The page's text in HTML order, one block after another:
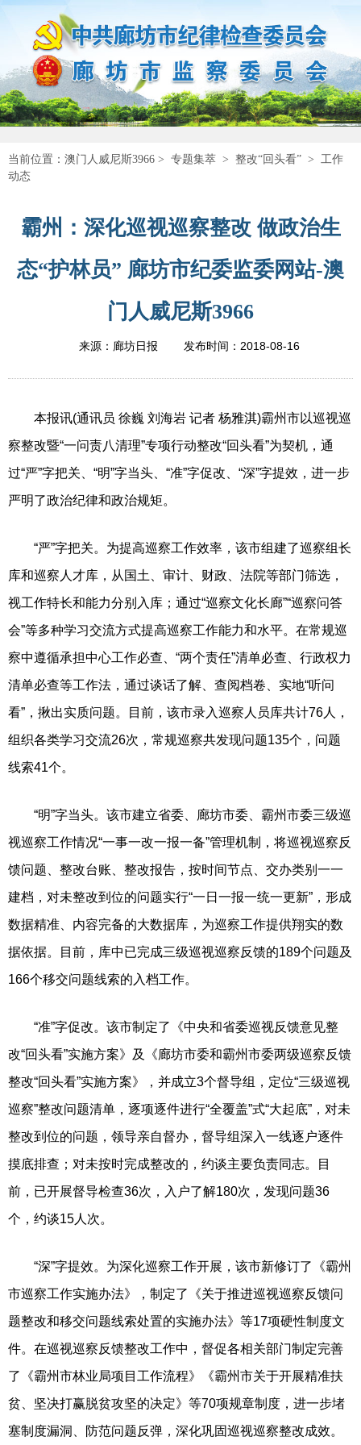
当前位置： 澳门人威尼斯3966 > 专题集萃 > 整改“回头看” > 工作
动态
霸州：深化巡视巡察整改 做政治生
态“护林员” 廊坊市纪委监委网站-澳
门人威尼斯3966
来源：廊坊日报 发布时间： 2018-08-16
本报讯(通讯员 徐巍 刘海岩 记者 杨雅淇)霸州市以巡视巡
察整改暨“一问责八清理”专项行动整改“回头看”为契机，通
过“严”字把关、“明”字当头、“准”字促改、“深”字提效，进一步
严明了政治纪律和政治规矩。
“严”字把关。为提高巡察工作效率，该市组建了巡察组长
库和巡察人才库，从国土、审计、财政、法院等部门筛选，
视工作特长和能力分别入库；通过“巡察文化长廊”“巡察问答
会”等多种学习交流方式提高巡察工作能力和水平。在常规巡
察中遵循承担中心工作必查、“两个责任”清单必查、行政权力
清单必查等工作法，通过谈话了解、查阅档卷、实地“听问
看”，揪出实质问题。目前，该市录入巡察人员库共计76人，
组织各类学习交流26次，常规巡察共发现问题135个，问题
线索41个。
“明”字当头。该市建立省委、廊坊市委、霸州市委三级巡
视巡察工作情况“一事一改一报一备”管理机制，将巡视巡察反
馈问题、整改台账、整改报告，按时间节点、交办类别一一
建档，对未整改到位的问题实行“一日一报一统一更新”，形成
数据精准、内容完备的大数据库，为巡察工作提供翔实的数
据依据。目前，库中已完成三级巡视巡察反馈的189个问题及
166个移交问题线索的入档工作。
“准”字促改。该市制定了《中央和省委巡视反馈意见整
改“回头看”实施方案》及《廊坊市委和霸州市委两级巡察反馈
整改“回头看”实施方案》，并成立3个督导组，定位“三级巡视
巡察”整改问题清单，逐项逐件进行“全覆盖”式“大起底”，对未
整改到位的问题，领导亲自督办，督导组深入一线逐户逐件
摸底排查；对未按时完成整改的，约谈主要负责同志。目
前，已开展督导检查36次，入户了解180次，发现问题36
个，约谈15人次。
“深”字提效。为深化巡察工作开展，该市新修订了《霸州
市巡察工作实施办法》，制定了《关于推进巡视巡察反馈问
题整改和移交问题线索处置的实施办法》等17项硬性制度文
件。在巡视巡察反馈整改工作中，督促各相关部门制定完善
了《霸州市林业局项目工作流程》《霸州市关于开展精准扶
贫、坚决打赢脱贫攻坚的决定》等70项规章制度，进一步堵
塞制度漏洞、防范问题反弹，深化巩固巡视巡察整改成效。